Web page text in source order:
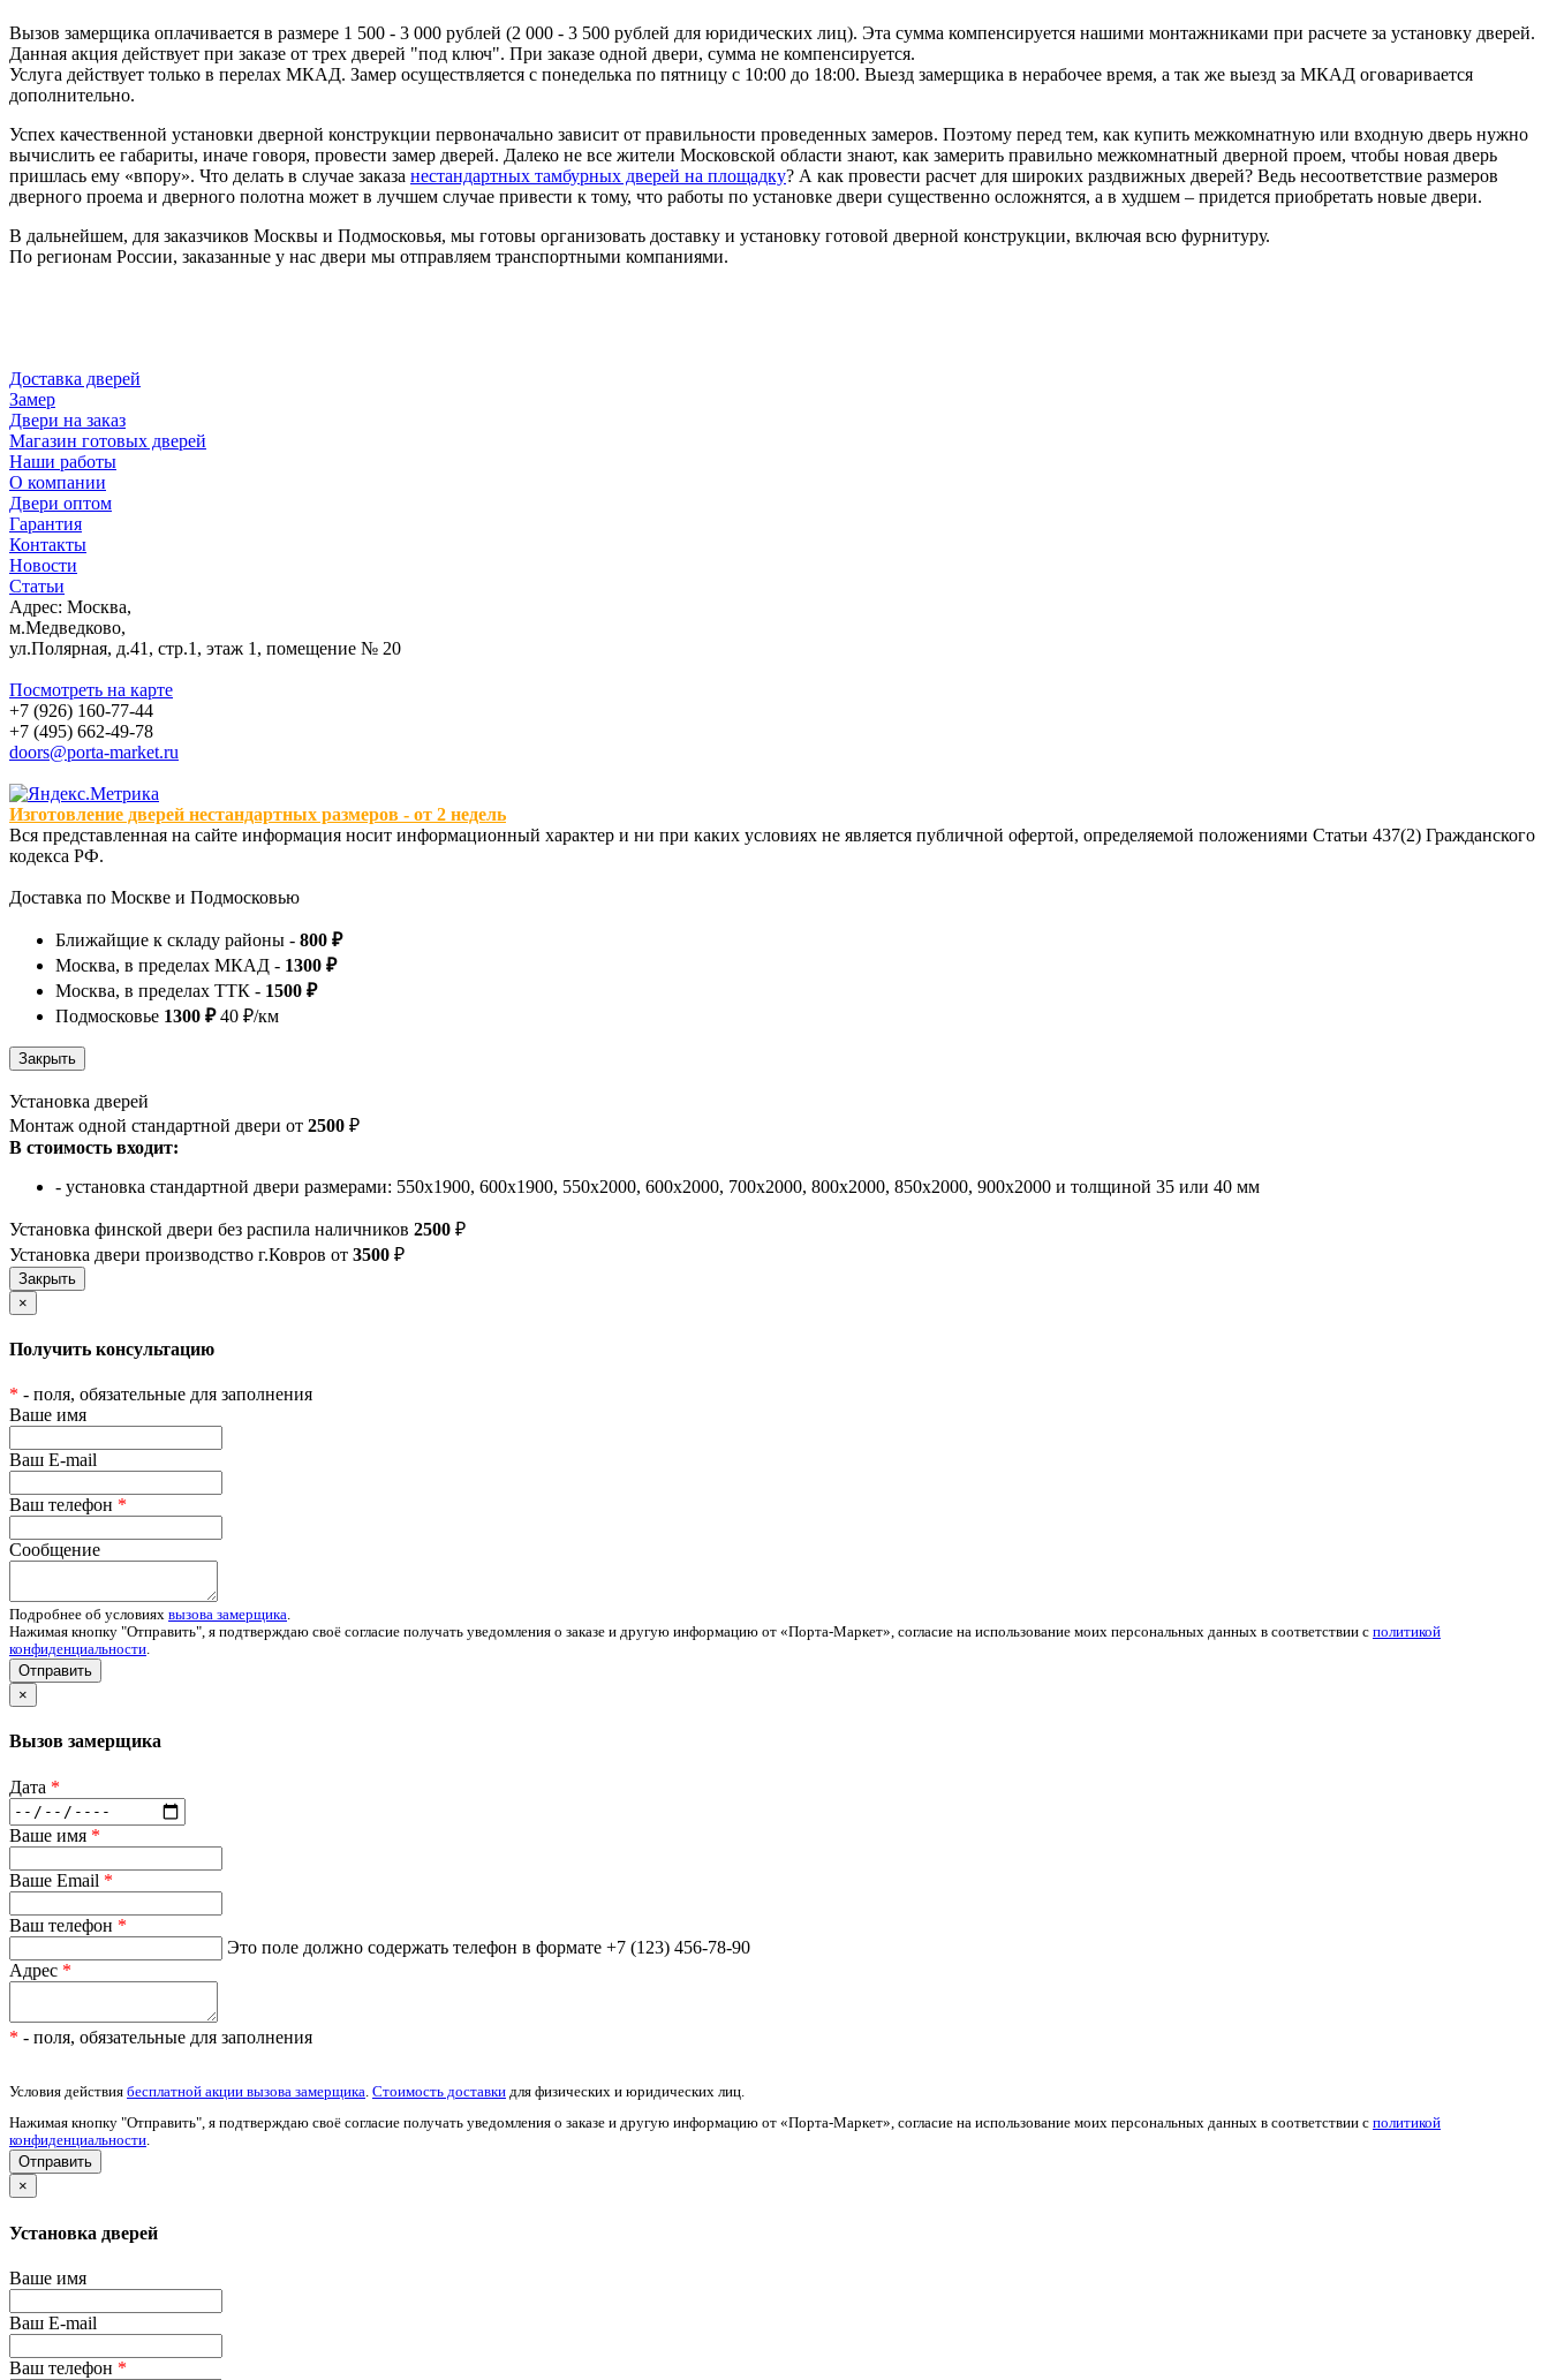
Вызов замерщика оплачивается в размере 1 500 - 3 000 рублей (2 000 - 3 500 рублей для юридических лиц). Эта сумма компенсируется нашими монтажниками при расчете за установку дверей.
Данная акция действует при заказе от трех дверей "под ключ". При заказе одной двери, сумма не компенсируется.
Услуга действует только в перелах МКАД. Замер осуществляется с понеделька по пятницу с 10:00 до 18:00. Выезд замерщика в нерабочее время, а так же выезд за МКАД оговаривается
дополнительно.
Успех качественной установки дверной конструкции первоначально зависит от правильности проведенных замеров. Поэтому перед тем, как купить межкомнатную или входную дверь нужно
вычислить ее габариты, иначе говоря, провести замер дверей. Далеко не все жители Московской области знают, как замерить правильно межкомнатный дверной проем, чтобы новая дверь
пришлась ему «впору». Что делать в случае заказа нестандартных тамбурных дверей на площадку? А как провести расчет для широких раздвижных дверей? Ведь несоответствие размеров
дверного проема и дверного полотна может в лучшем случае привести к тому, что работы по установке двери существенно осложнятся, а в худшем – придется приобретать новые двери.
В дальнейшем, для заказчиков Москвы и Подмосковья, мы готовы организовать доставку и установку готовой дверной конструкции, включая всю фурнитуру.
По регионам России, заказанные у нас двери мы отправляем транспортными компаниями.
Доставка дверей
Замер
Двери на заказ
Магазин готовых дверей
Наши работы
О компании
Двери оптом
Гарантия
Контакты
Новости
Статьи
Адрес: Москва,
м.Медведково,
ул.Полярная, д.41, стр.1, этаж 1, помещение № 20
Посмотреть на карте
+7 (926) 160-77-44
+7 (495) 662-49-78
doors@porta-market.ru
Изготовление дверей нестандартных размеров - от 2 недель
Вся представленная на сайте информация носит информационный характер и ни при каких условиях не является публичной офертой, определяемой положениями Статьи 437(2) Гражданского
кодекса РФ.
Доставка по Москве и Подмосковью
Ближайщие к складу районы - 800 ₽
Москва, в пределах МКАД - 1300 ₽
Москва, в пределах ТТК - 1500 ₽
Подмосковье 1300 ₽40 ₽/км
Установка дверей
Монтаж одной стандартной двери от 2500 ₽
В стоимость входит:
- установка стандартной двери размерами: 550х1900, 600х1900, 550х2000, 600х2000, 700х2000, 800х2000, 850х2000, 900х2000 и толщиной 35 или 40 мм
Установка финской двери без распила наличников 2500 ₽
Установка двери производство г.Ковров от 3500 ₽
×
Получить консультацию
* - поля, обязательные для заполнения
Ваше имя
Ваш E-mail
Ваш телефон *
Сообщение
Подробнее об условиях вызова замерщика.
Нажимая кнопку "Отправить", я подтверждаю своё согласие получать уведомления о заказе и другую информацию от «Порта-Маркет», согласие на использование моих персональных данных в соответствии с политикой
конфиденциальности.
Отправить
×
Вызов замерщика
Дата *
Ваше имя *
Ваше Email *
Ваш телефон *
Это поле должно содержать телефон в формате +7 (123) 456-78-90
Адрес *
* - поля, обязательные для заполнения
Условия действия бесплатной акции вызова замерщика Стоимость доставки для физических и юридических лиц.
Нажимая кнопку "Отправить", я подтверждаю своё согласие получать уведомления о заказе и другую информацию от «Порта-Маркет», согласие на использование моих персональных данных в соответствии с политикой
конфиденциальности.
×
Установка дверей
Ваше имя
Ваш E-mail
Ваш телефон *